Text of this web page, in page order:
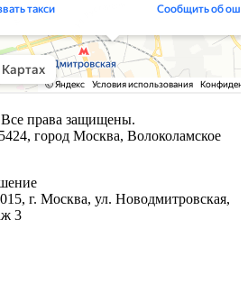
права защищены.
город Москва, Волоколамское
г. Москва, ул. Новодмитровская,
3